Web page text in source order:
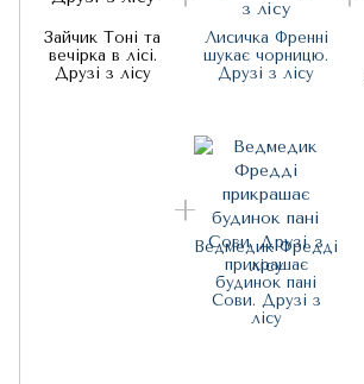
Зайчик Тоні та
вечірка в лісі.
Друзі з лісу
Лисичка Френні
шукає чорницю.
Друзі з лісу
Ведмедик Фредді
прикрашає
будинок пані
Сови. Друзі з
лісу